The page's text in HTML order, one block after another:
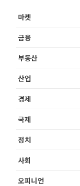
마켓
금융
부동산
산업
경제
국제
정치
사회
오피니언